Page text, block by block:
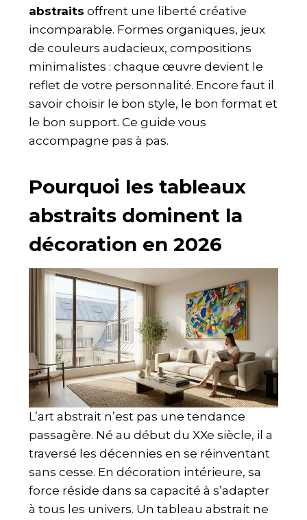
abstraits offrent une liberté créative
incomparable. Formes organiques, jeux
de couleurs audacieux, compositions
minimalistes : chaque œuvre devient le
reflet de votre personnalité. Encore faut il
savoir choisir le bon style, le bon format et
le bon support. Ce guide vous
accompagne pas à pas.
Pourquoi les tableaux
abstraits dominent la
décoration en 2026
L’art abstrait n’est pas une tendance
passagère. Né au début du XXe siècle, il a
traversé les décennies en se réinventant
sans cesse. En décoration intérieure, sa
force réside dans sa capacité à s’adapter
à tous les univers. Un tableau abstrait ne